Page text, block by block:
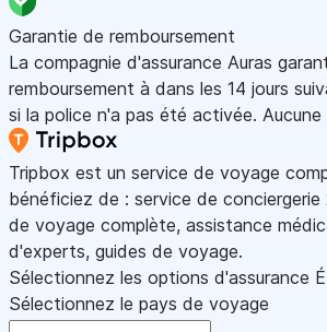
Garantie de remboursement
La compagnie d'assurance Auras
remboursement à dans les 14 jours
si la police n'a pas été activée.
Tripbox est un service de voyage
bénéficiez de : service de
de voyage complète, assistance
d'experts, guides de voyage.
Sélectionnez les options d'assurance
Sélectionnez le pays de voyage